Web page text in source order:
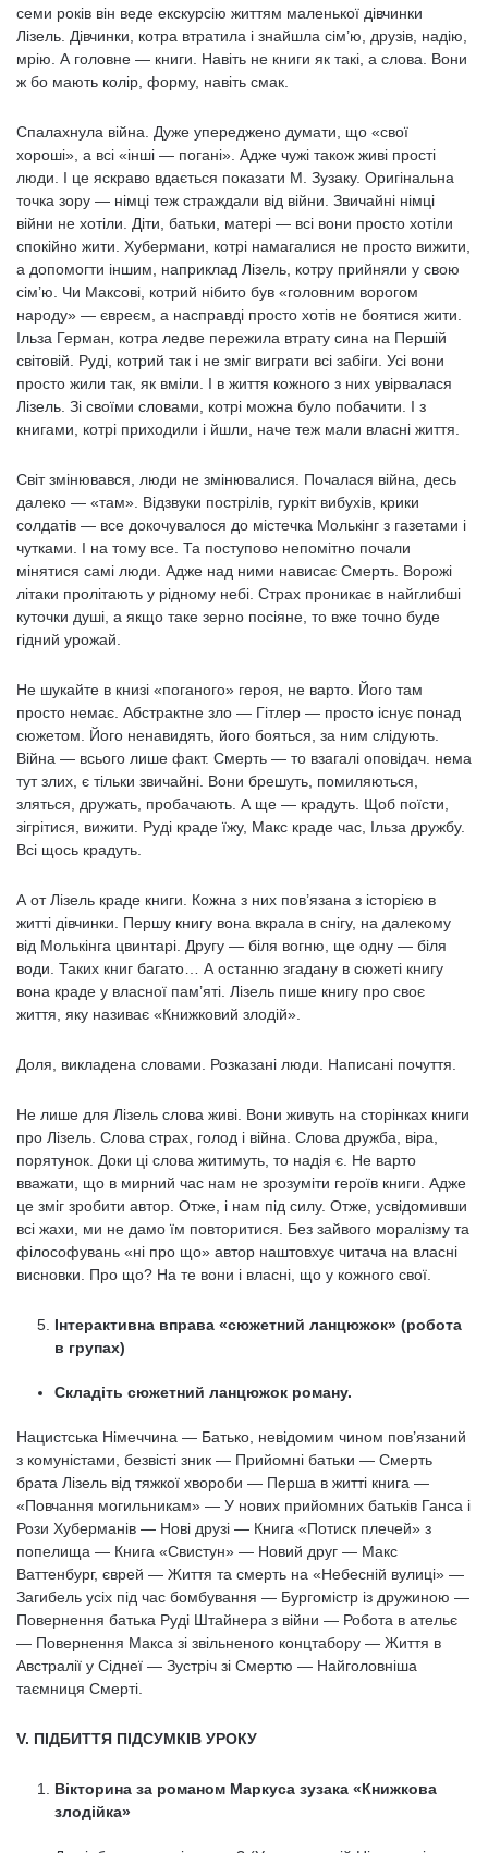
семи років він веде екскурсію життям маленької дівчинки
Лізель. Дівчинки, котра втратила і знайшла сім’ю, друзів, надію,
мрію. А головне — книги. Навіть не книги як такі, а слова. Вони
ж бо мають колір, форму, навіть смак.
Спалахнула війна. Дуже упереджено думати, що «свої
хороші», а всі «інші — погані». Адже чужі також живі прості
люди. І це яскраво вдається показати М. Зузаку. Оригінальна
точка зору — німці теж страждали від війни. Звичайні німці
війни не хотіли. Діти, батьки, матері — всі вони просто хотіли
спокійно жити. Хубермани, котрі намагалися не просто вижити,
а допомогти іншим, наприклад Лізель, котру прийняли у свою
сім’ю. Чи Максові, котрий нібито був «головним ворогом
народу» — євреєм, а насправді просто хотів не боятися жити.
Ільза Герман, котра ледве пережила втрату сина на Першій
світовій. Руді, котрий так і не зміг виграти всі забіги. Усі вони
просто жили так, як вміли. І в життя кожного з них увірвалася
Лізель. Зі своїми словами, котрі можна було побачити. І з
книгами, котрі приходили і йшли, наче теж мали власні життя.
Світ змінювався, люди не змінювалися. Почалася війна, десь
далеко — «там». Відзвуки пострілів, гуркіт вибухів, крики
солдатів — все докочувалося до містечка Молькінг з газетами і
чутками. І на тому все. Та поступово непомітно почали
мінятися самі люди. Адже над ними нависає Смерть. Ворожі
літаки пролітають у рідному небі. Страх проникає в найглибші
куточки душі, а якщо таке зерно посіяне, то вже точно буде
гідний урожай.
Не шукайте в книзі «поганого» героя, не варто. Його там
просто немає. Абстрактне зло — Гітлер — просто існує понад
сюжетом. Його ненавидять, його бояться, за ним слідують.
Війна — всього лише факт. Смерть — то взагалі оповідач. нема
тут злих, є тільки звичайні. Вони брешуть, помиляються,
зляться, дружать, пробачають. А ще — крадуть. Щоб поїсти,
зігрітися, вижити. Руді краде їжу, Макс краде час, Ільза дружбу.
Всі щось крадуть.
А от Лізель краде книги. Кожна з них пов’язана з історією в
житті дівчинки. Першу книгу вона вкрала в снігу, на далекому
від Молькінга цвинтарі. Другу — біля вогню, ще одну — біля
води. Таких книг багато… А останню згадану в сюжеті книгу
вона краде у власної пам’яті. Лізель пише книгу про своє
життя, яку називає «Книжковий злодій».
Доля, викладена словами. Розказані люди. Написані почуття.
Не лише для Лізель слова живі. Вони живуть на сторінках книги
про Лізель. Слова страх, голод і війна. Слова дружба, віра,
порятунок. Доки ці слова житимуть, то надія є. Не варто
вважати, що в мирний час нам не зрозуміти героїв книги. Адже
це зміг зробити автор. Отже, і нам під силу. Отже, усвідомивши
всі жахи, ми не дамо їм повторитися. Без зайвого моралізму та
філософувань «ні про що» автор наштовхує читача на власні
висновки. Про що? На те вони і власні, що у кожного свої.
Інтерактивна вправа «сюжетний ланцюжок» (робота
в групах)
Складіть сюжетний ланцюжок роману.
Нацистська Німеччина — Батько, невідомим чином пов’язаний
з комуністами, безвісті зник — Прийомні батьки — Смерть
брата Лізель від тяжкої хвороби — Перша в житті книга —
«Повчання могильникам» — У нових прийомних батьків Ганса і
Рози Хуберманів — Нові друзі — Книга «Потиск плечей» з
попелища — Книга «Свистун» — Новий друг — Макс
Ваттенбург, єврей — Життя та смерть на «Небесній вулиці» —
Загибель усіх під час бомбування — Бургомістр із дружиною —
Повернення батька Руді Штайнера з війни — Робота в ательє
— Повернення Макса зі звільненого концтабору — Життя в
Австралії у Сіднеї — Зустріч зі Смертю — Найголовніша
таємниця Смерті.
V. ПІДБИТТЯ ПІДСУМКІВ УРОКУ
Вікторина за романом Маркуса зузака «Книжкова
злодійка»